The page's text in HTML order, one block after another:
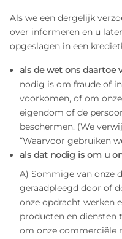
Als we een dergelijk
over informeren en u
opgeslagen in een
als de wet ons daartoe
nodig is om fraude of
voorkomen, of om
eigendom of de
beschermen. (We
“Waarvoor gebruiken
als dat nodig is om u
A) Sommige van onze
geraadpleegd door of
onze opdracht werken
producten en diensten
om onze commerciële